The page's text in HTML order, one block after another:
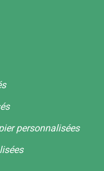
personnalisées